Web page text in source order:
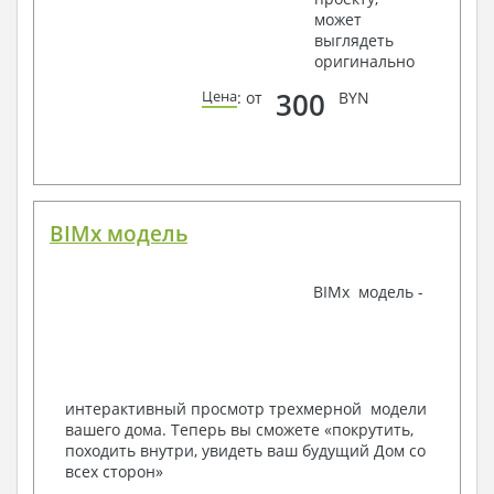
Ведомости расхода стали и бетона
3. Инженерный раздел (приобретается по желанию
Водоснабжение и канализация
канализации
Аксонометрическая схема водоснабжения и
канализации
Узлы и спецификация материалов
Спецификация материалов
Электротехнические решения:
Условные обозначения и общие данные
может
выглядеть
оригинально
Цена: от 300 BYN
BIMx модель
BIMx модель -
интерактивный просмотр трехмерной модели
вашего дома. Теперь вы сможете «покрутить,
походить внутри, увидеть ваш будущий Дом со
всех сторон»